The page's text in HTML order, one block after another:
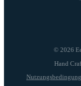
© 2026